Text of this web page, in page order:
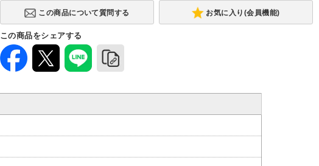
お気に入り(会員機能)
この商品をシェアする